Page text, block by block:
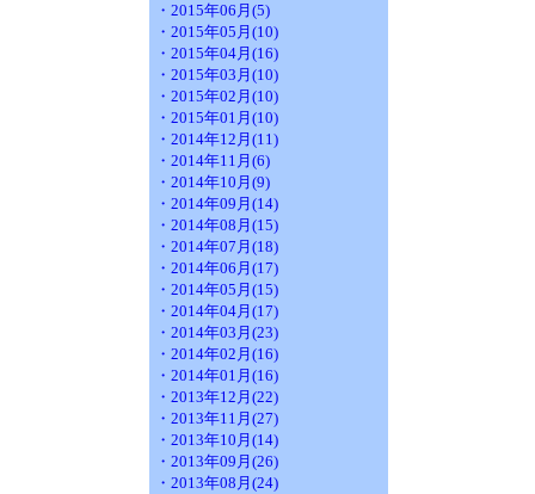
・2015年06月(5)
・2015年05月(10)
・2015年04月(16)
・2015年03月(10)
・2015年02月(10)
・2015年01月(10)
・2014年12月(11)
・2014年11月(6)
・2014年10月(9)
・2014年09月(14)
・2014年08月(15)
・2014年07月(18)
・2014年06月(17)
・2014年05月(15)
・2014年04月(17)
・2014年03月(23)
・2014年02月(16)
・2014年01月(16)
・2013年12月(22)
・2013年11月(27)
・2013年10月(14)
・2013年09月(26)
・2013年08月(24)